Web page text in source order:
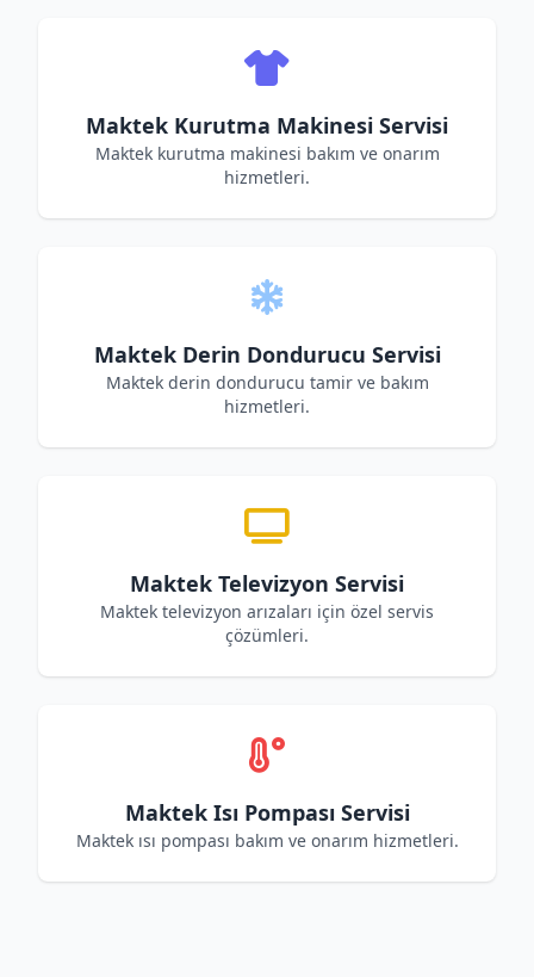
Maktek Kurutma Makinesi Servisi
Maktek kurutma makinesi bakım ve onarım
hizmetleri.
Maktek Derin Dondurucu Servisi
Maktek derin dondurucu tamir ve bakım
hizmetleri.
Maktek Televizyon Servisi
Maktek televizyon arızaları için özel servis
çözümleri.
Maktek Isı Pompası Servisi
Maktek ısı pompası bakım ve onarım hizmetleri.